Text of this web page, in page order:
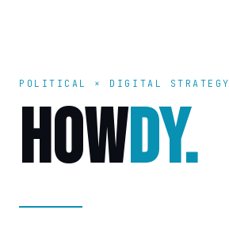
POLITICAL × DIGITAL STRATEGY
HOWDY.